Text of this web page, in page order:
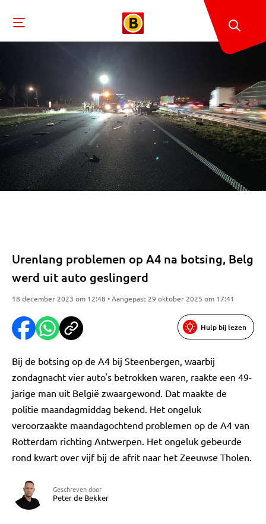
Urenlang problemen op A4 na botsing, Belg
werd uit auto geslingerd
18 december 2023 om 12:48 • Aangepast 29 oktober 2025 om 17:41
Hulp bij lezen
Bij de botsing op de A4 bij Steenbergen, waarbij
zondagnacht vier auto's betrokken waren, raakte een 49-
jarige man uit België zwaargewond. Dat maakte de
politie maandagmiddag bekend. Het ongeluk
veroorzaakte maandagochtend problemen op de A4 van
Rotterdam richting Antwerpen. Het ongeluk gebeurde
rond kwart over vijf bij de afrit naar het Zeeuwse Tholen.
Geschreven door
Peter de Bekker